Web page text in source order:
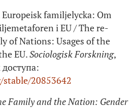
familjelycka: Om
i EU / The re-
of Nations: Usages of the
EU.Sociologisk Forskning,
20853642
Family and the Nation: Gender